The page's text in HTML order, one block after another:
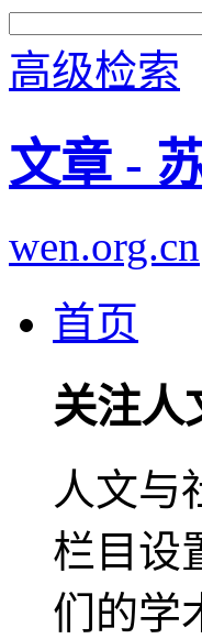
高级检索
文章 -
wen.org.cn
首页
关注人
人文与
栏目设
们的学